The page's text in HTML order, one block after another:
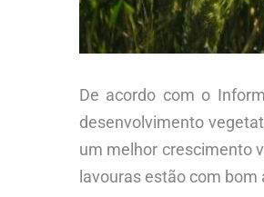
De acordo com o
desenvolvimento
um melhor crescimento
lavouras estão com